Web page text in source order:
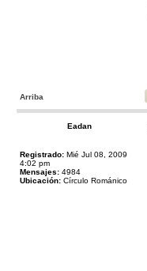
Arriba
Eadan
Registrado: Mié Jul 08, 2009
4:02 pm
Mensajes: 4984
Ubicación: Círculo Románico